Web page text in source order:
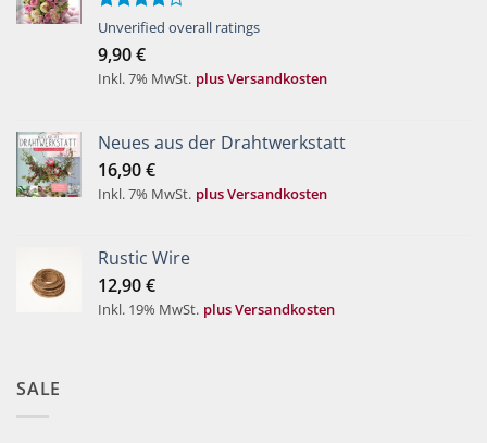
Bewertet
von 5
Unverified overall ratings
9,90€
Inkl. 7% MwSt. plus Versandkosten
Neues aus der Drahtwerkstatt
16,90€
Inkl. 7% MwSt. plus Versandkosten
Rustic Wire
12,90€
Inkl. 19% MwSt. plus Versandkosten
SALE